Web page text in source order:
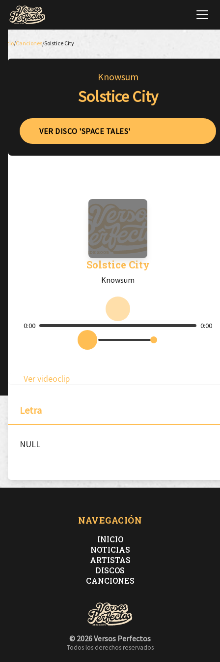
Inicio/Canciones/Solstice City
Knowsum
Solstice City
VER DISCO 'SPACE TALES'
Solstice City
Knowsum
0:00 0:00
Ver videoclip
Letra
NULL
NAVEGACIÓN
INICIO
NOTICIAS
ARTISTAS
DISCOS
CANCIONES
© 2026 Versos Perfectos
Todos los derechos reservados